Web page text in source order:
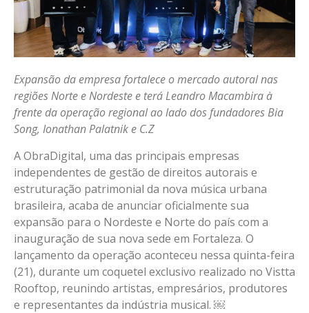
Expansão da empresa fortalece o mercado autoral nas
regiões Norte e Nordeste e terá Leandro Macambira à
frente da operação regional ao lado dos fundadores Bia
Song, Ionathan Palatnik e C.Z
A ObraDigital, uma das principais empresas
independentes de gestão de direitos autorais e
estruturação patrimonial da nova música urbana
brasileira, acaba de anunciar oficialmente sua
expansão para o Nordeste e Norte do país com a
inauguração de sua nova sede em Fortaleza. O
lançamento da operação aconteceu nessa quinta-feira
(21), durante um coquetel exclusivo realizado no Vistta
Rooftop, reunindo artistas, empresários, produtores
e representantes da indústria musical. ￼